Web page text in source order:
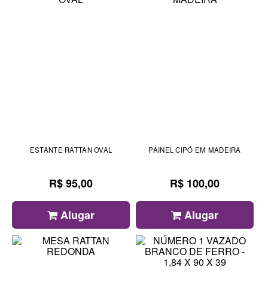
ESTANTE RATTAN OVAL
R$ 95,00
Alugar
PAINEL CIPÓ EM MADEIRA
R$ 100,00
Alugar